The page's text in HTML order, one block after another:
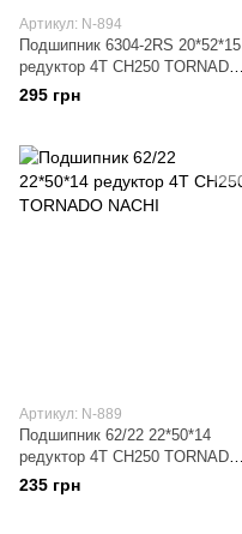
Артикул: N-894
Подшипник 6304-2RS 20*52*15
редуктор 4T CH250 TORNADO
NSK
295 грн
Артикул: N-889
Подшипник 62/22 22*50*14
редуктор 4T CH250 TORNADO
NACHI
235 грн